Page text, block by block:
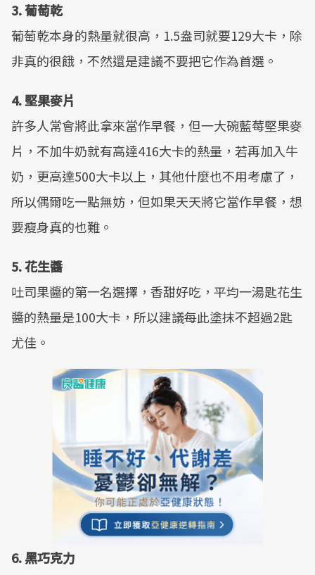
3. 葡萄乾
葡萄乾本身的熱量就很高，1.5盎司就要129大卡，除
非真的很餓，不然還是建議不要把它作為首選。
4. 堅果麥片
許多人常會將此拿來當作早餐，但一大碗藍莓堅果麥
片，不加牛奶就有高達416大卡的熱量，若再加入牛
奶，更高達500大卡以上，其他什麼也不用考慮了，
所以偶爾吃一點無妨，但如果天天將它當作早餐，想
要瘦身真的也難。
5. 花生醬
吐司果醬的第一名選擇，香甜好吃，平均一湯匙花生
醬的熱量是100大卡，所以建議每此塗抹不超過2匙
尤佳。
6. 黑巧克力